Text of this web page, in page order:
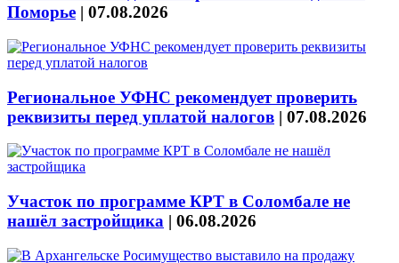
Поморье | 07.08.2026
Региональное УФНС рекомендует проверить
реквизиты перед уплатой налогов | 07.08.2026
Участок по программе КРТ в Соломбале не
нашёл застройщика | 06.08.2026